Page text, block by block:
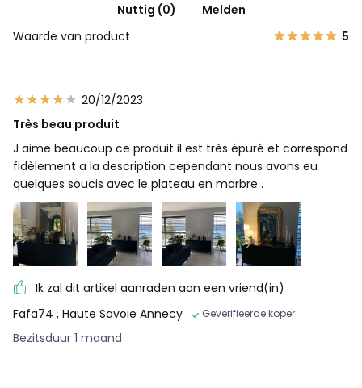
Nuttig (0)
Melden
Waarde van product
5
20/12/2023
Très beau produit
J aime beaucoup ce produit il est très épuré et correspond
fidèlement a la description cependant nous avons eu
quelques soucis avec le plateau en marbre .
Ik zal dit artikel aanraden aan een vriend(in)
Fafa74 , Haute Savoie Annecy Geverifieerde koper
Bezitsduur 1 maand